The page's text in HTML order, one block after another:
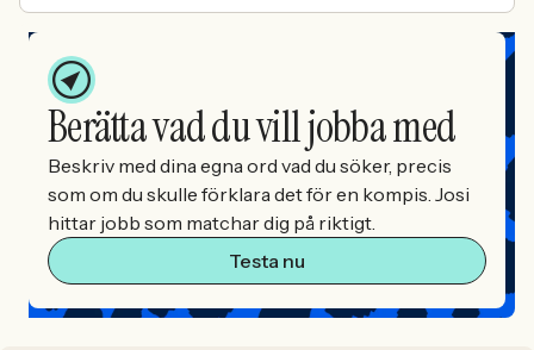
Berätta vad du vill jobba med
Beskriv med dina egna ord vad du söker, precis
som om du skulle förklara det för en kompis. Josi
hittar jobb som matchar dig på riktigt.
Testa nu